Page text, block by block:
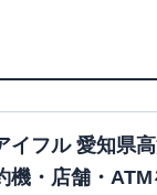
イフル 愛知県
機・店舗・